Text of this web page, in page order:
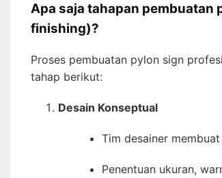
Apa saja tahapan
finishing)?
Proses pembuatan pylon sign
tahap berikut:
Desain Konseptual
Tim desainer
Penentuan ukuran,